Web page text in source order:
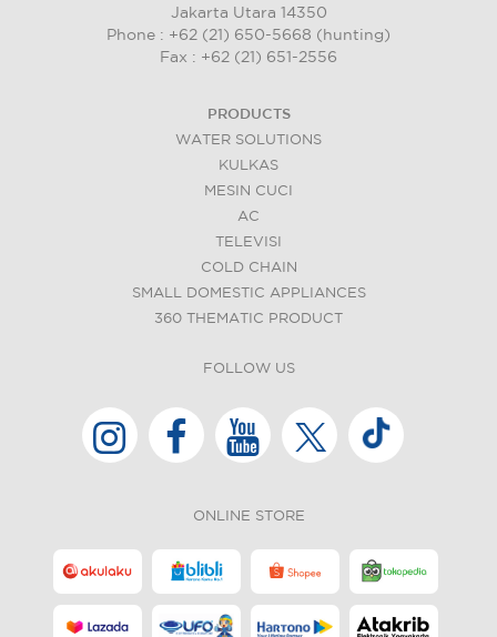
Jakarta Utara 14350
Phone : +62 (21) 650-5668 (hunting)
Fax : +62 (21) 651-2556
PRODUCTS
WATER SOLUTIONS
KULKAS
MESIN CUCI
AC
TELEVISI
COLD CHAIN
SMALL DOMESTIC APPLIANCES
360 THEMATIC PRODUCT
FOLLOW US
ONLINE STORE